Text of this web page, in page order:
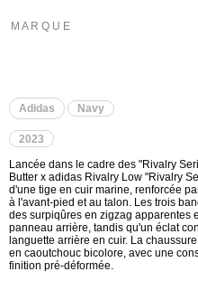
M A R Q U E
Adidas Navy
2023
Lancée dans le cadre des "Rivalry
Butter x adidas Rivalry Low "Rivalry
d'une tige en cuir marine, renforcée
à l'avant-pied et au talon. Les trois
des surpiqûres en zigzag apparentes
panneau arrière, tandis qu'un éclat
languette arrière en cuir. La
en caoutchouc bicolore, avec une
finition pré-déformée.